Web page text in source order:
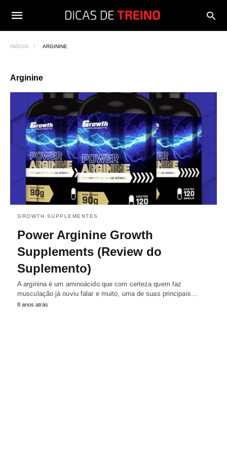
INÍCIO ARGININE
Arginine
GROWTH SUPPLEMENTES
Power Arginine Growth
Supplements (Review do
Suplemento)
A arginina é um aminoácido que com certeza quem faz
musculação já ouviu falar e muito, uma de suas principais…
8 anos atrás